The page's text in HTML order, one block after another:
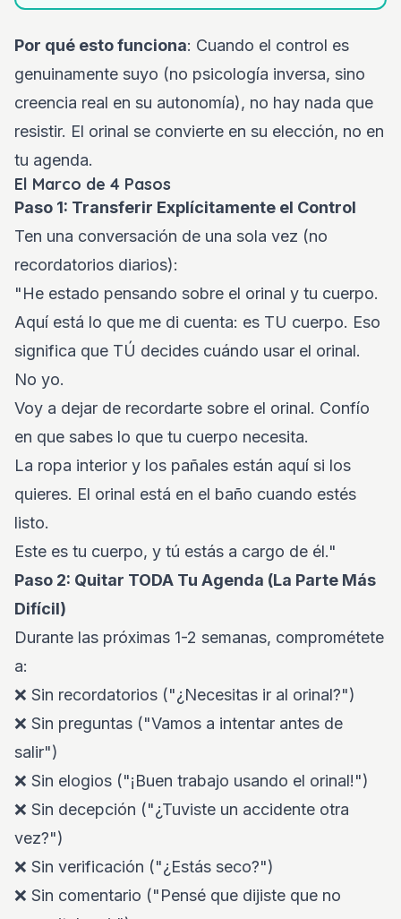
Por qué esto funciona: Cuando el control es
genuinamente suyo (no psicología inversa, sino
creencia real en su autonomía), no hay nada que
resistir. El orinal se convierte en su elección, no en
tu agenda.
El Marco de 4 Pasos
Paso 1: Transferir Explícitamente el Control
Ten una conversación de una sola vez (no
recordatorios diarios):
"He estado pensando sobre el orinal y tu cuerpo.
Aquí está lo que me di cuenta: es TU cuerpo. Eso
significa que TÚ decides cuándo usar el orinal.
No yo.
Voy a dejar de recordarte sobre el orinal. Confío
en que sabes lo que tu cuerpo necesita.
La ropa interior y los pañales están aquí si los
quieres. El orinal está en el baño cuando estés
listo.
Este es tu cuerpo, y tú estás a cargo de él."
Paso 2: Quitar TODA Tu Agenda (La Parte Más
Difícil)
Durante las próximas 1-2 semanas, comprométete
a:
❌ Sin recordatorios ("¿Necesitas ir al orinal?")
❌ Sin preguntas ("Vamos a intentar antes de
salir")
❌ Sin elogios ("¡Buen trabajo usando el orinal!")
❌ Sin decepción ("¿Tuviste un accidente otra
vez?")
❌ Sin verificación ("¿Estás seco?")
❌ Sin comentario ("Pensé que dijiste que no